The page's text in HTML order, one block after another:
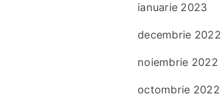
ianuarie 2023
decembrie 2022
noiembrie 2022
octombrie 2022